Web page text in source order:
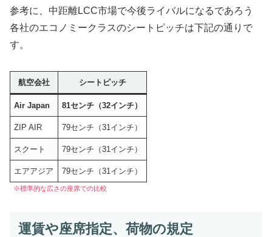
参考に、中距離LCC市場で今後ライバルになるであろう
各社のエコノミークラスのシートピッチは下記の通りで
す。
航空会社 シートピッチ
Air Japan 81センチ（32インチ）
ZIP AIR 79センチ（31インチ）
スクート 79センチ（31インチ）
エアアジア 79センチ（31インチ）
※標準的な広さの座席での比較
運賃や座席指定、荷物の規定